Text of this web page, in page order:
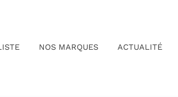
NOS MARQUES ACTUALITÉ